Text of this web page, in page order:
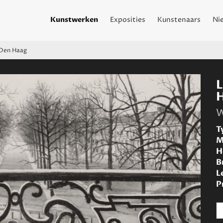
Kunstwerken Exposities Kunstenaars
Haag